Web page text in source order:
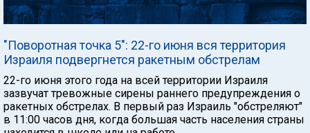
"Поворотная точка 5": 22-го июня вся территория
Израиля подвергнется ракетным обстрелам
22-го июня этого года на всей территории Израиля
зазвучат тревожные сирены раннего предупреждения о
ракетных обстрелах. В первый раз Израиль "обстреляют"
в 11:00 часов дня, когда большая часть населения страны